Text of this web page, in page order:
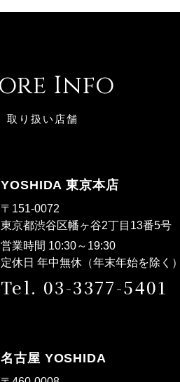
Info
取り扱い店舗
YOSHIDA 東京本店
〒151-0072
東京都渋谷区幡ヶ谷2丁目13番5号
営業時間 10:30～19:30
定休日 年中無休（年末年始を除く）
Tel. 03-3377-5401
名古屋 YOSHIDA